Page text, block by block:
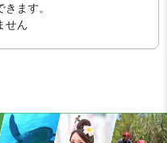
ます。
せん